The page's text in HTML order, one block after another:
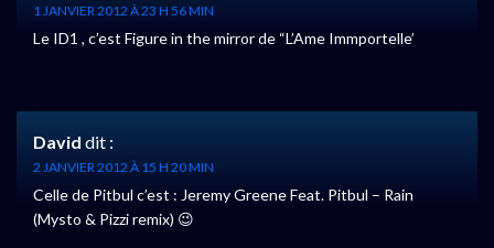
1 JANVIER 2012 À 23 H 56 MIN
Le ID1 , c’est Figure in the mirror de “L’Ame Immportelle’
David dit :
2 JANVIER 2012 À 15 H 20 MIN
Celle de Pitbul c’est : Jeremy Greene Feat. Pitbul – Rain
(Mysto & Pizzi remix) 😉